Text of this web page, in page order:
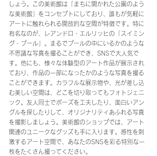
しょう。この美術館は「まちに開かれた公園のよう
な美術館」をコンセプトにしており、誰もが気軽に
アートに触れられる開放的な空間が特徴です。特に
有名なのが、レアンドロ・エルリッヒの「スイミン
グ・プール」。まるでプールの中にいるかのような
不思議な写真を撮ることができ、SNSで大人気で
す。他にも、様々な体験型のアート作品が展示され
ており、作品の一部になったかのような写真を撮る
ことができます。カラフルな展示物や、光が差し込
む美しい空間は、どこを切り取ってもフォトジェニ
ック。友人同士でポーズを工夫したり、面白いアン
グルを探したりして、オリジナリティあふれる写真
を撮影しましょう。美術館のショップでは、アート
関連のユニークなグッズも手に入ります。感性を刺
激するアート空間で、あなたのSNSを彩る特別な一
枚をたくさん撮ってください。